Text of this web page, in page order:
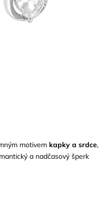
motivem kapky a srdce,
a nadčasový šperk